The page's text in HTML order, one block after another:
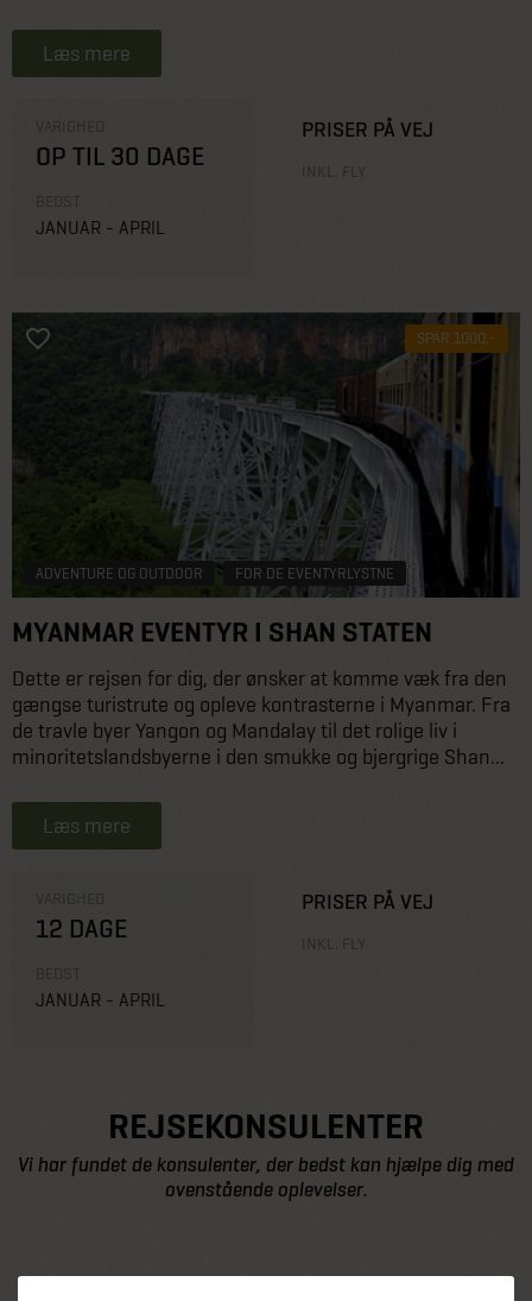
Læs mere
VARIGHED
OP TIL 30 DAGE
BEDST
JANUAR - APRIL
PRISER PÅ VEJ
INKL. FLY
SPAR 1000,-
ADVENTURE OG OUTDOOR FOR DE EVENTYRLYSTNE
MYANMAR EVENTYR I SHAN STATEN
Dette er rejsen for dig, der ønsker at komme væk fra den
gængse turistrute og opleve kontrasterne i Myanmar. Fra
de travle byer Yangon og Mandalay til det rolige liv i
minoritetslandsbyerne i den smukke og bjergrige Shan...
Læs mere
12 DAGE
BEDST
JANUAR - APRIL
PRISER PÅ VEJ
INKL. FLY
REJSEKONSULENTER
Vi har fundet de konsulenter, der bedst kan hjælpe dig med
ovenstående oplevelser.